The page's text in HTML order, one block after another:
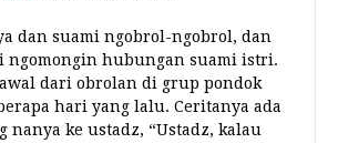
dan suami ngobrol-ngobrol, dan
ngomongin hubungan suami istri.
dari obrolan di grup pondok
hari yang lalu. Ceritanya ada
nanya ke ustadz, “Ustadz, kalau